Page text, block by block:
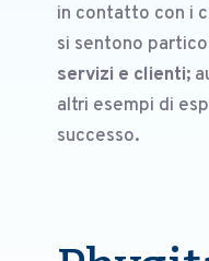
in contatto con i
si sentono
servizi e clienti;
altri esempi di
successo.